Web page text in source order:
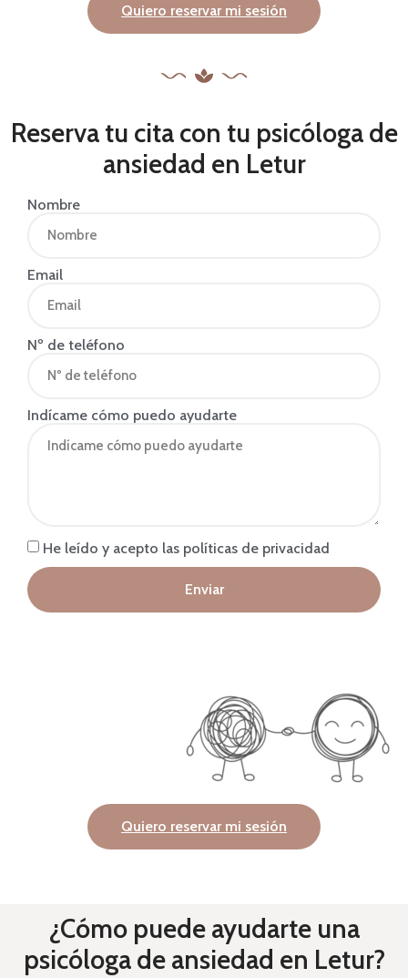
Quiero reservar mi sesión
Reserva tu cita con tu psicóloga de
ansiedad en Letur
Nombre
Email
Nº de teléfono
Indícame cómo puedo ayudarte
He leído y acepto las políticas de privacidad
Enviar
Quiero reservar mi sesión
¿Cómo puede ayudarte una
psicóloga de ansiedad en Letur?